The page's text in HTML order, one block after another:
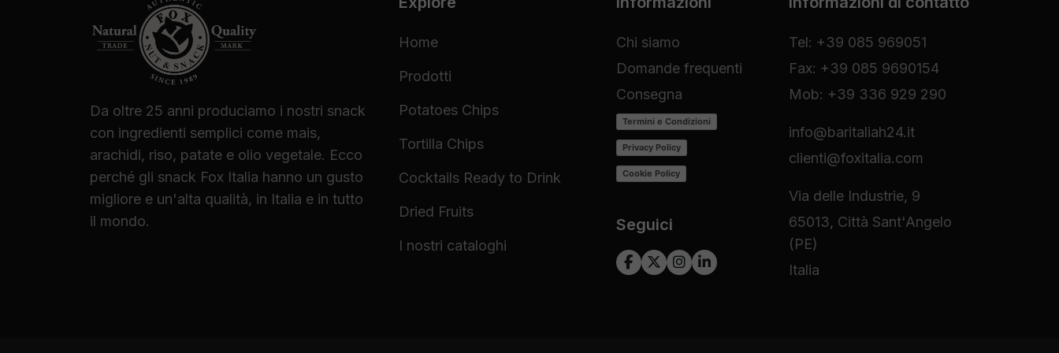
Da oltre 25 anni produciamo i nostri snack
con ingredienti semplici come mais,
arachidi, riso, patate e olio vegetale. Ecco
perché gli snack Fox Italia hanno un gusto
migliore e un'alta qualità, in Italia e in tutto
il mondo.
Home
Prodotti
Potatoes Chips
Tortilla Chips
Cocktails Ready to Drink
Dried Fruits
I nostri cataloghi
Chi siamo
Domande frequenti
Consegna
Termini e Condizioni
Privacy Policy
Cookie Policy
Seguici
Tel: +39 085 969051
Fax: +39 085 9690154
Mob: +39 336 929 290
info@baritaliah24.it
clienti@foxitalia.com
Via delle Industrie, 9
65013, Città Sant'Angelo
(PE)
Italia